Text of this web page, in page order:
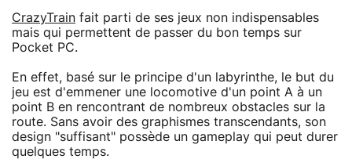
CrazyTrain fait parti de ses jeux non indispensables
mais qui permettent de passer du bon temps sur
Pocket PC.
En effet, basé sur le principe d'un labyrinthe, le but du
jeu est d'emmener une locomotive d'un point A à un
point B en rencontrant de nombreux obstacles sur la
route. Sans avoir des graphismes transcendants, son
design "suffisant" possède un gameplay qui peut durer
quelques temps.